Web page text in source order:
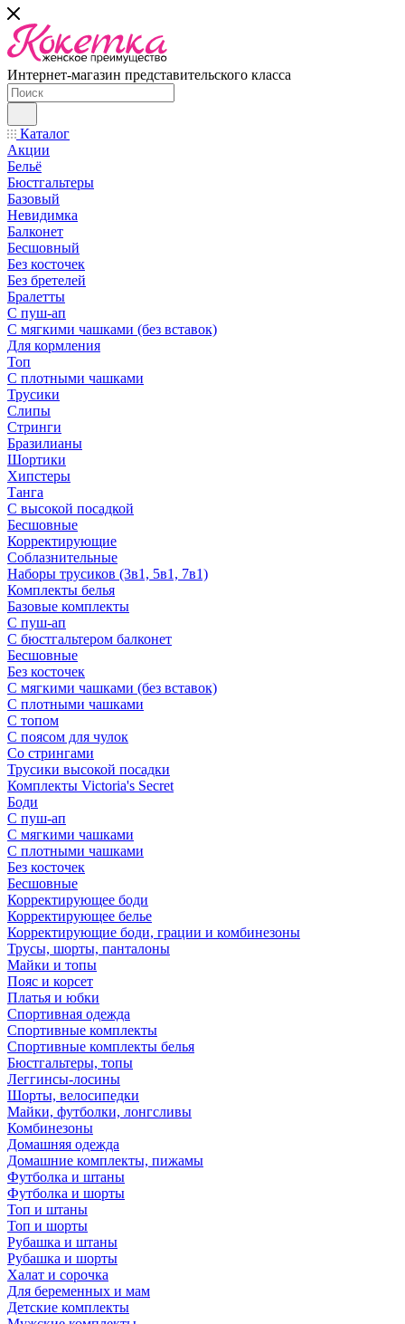
Интернет-магазин представительского класса
Каталог
Акции
Бельё
Бюстгальтеры
Базовый
Невидимка
Балконет
Бесшовный
Без косточек
Без бретелей
Бралетты
С пуш-ап
С мягкими чашками (без вставок)
Для кормления
Топ
С плотными чашками
Трусики
Слипы
Стринги
Бразилианы
Шортики
Хипстеры
Танга
С высокой посадкой
Бесшовные
Корректирующие
Соблазнительные
Наборы трусиков (3в1, 5в1, 7в1)
Комплекты белья
Базовые комплекты
С пуш-ап
С бюстгальтером балконет
Бесшовные
Без косточек
С мягкими чашками (без вставок)
С плотными чашками
С топом
С поясом для чулок
Со стрингами
Трусики высокой посадки
Комплекты Victoria's Secret
Боди
С пуш-ап
С мягкими чашками
С плотными чашками
Без косточек
Бесшовные
Корректирующее боди
Корректирующее белье
Корректирующие боди, грации и комбинезоны
Трусы, шорты, панталоны
Майки и топы
Пояс и корсет
Платья и юбки
Спортивная одежда
Спортивные комплекты
Спортивные комплекты белья
Бюстгальтеры, топы
Леггинсы-лосины
Шорты, велосипедки
Майки, футболки, лонгсливы
Комбинезоны
Домашняя одежда
Домашние комплекты, пижамы
Футболка и штаны
Футболка и шорты
Топ и штаны
Топ и шорты
Рубашка и штаны
Рубашка и шорты
Халат и сорочка
Для беременных и мам
Детские комплекты